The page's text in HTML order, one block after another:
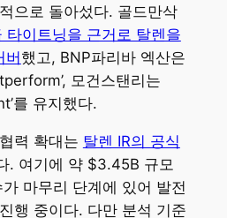
으로 돌아섰다. 골드만삭
타이트닝을 근거로 탈렌을
버했고, BNP파리바 엑산은
모건스탠리는
를 유지했다.
력 확대는 탈렌 IR의 공식
. 여기에 약 $3.45B 규모
마무리 단계에 있어 발전
행 중이다. 다만 분석 기준